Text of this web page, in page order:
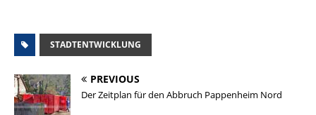
STADTENTWICKLUNG
PREVIOUS
Der Zeitplan für den Abbruch Pappenheim Nord